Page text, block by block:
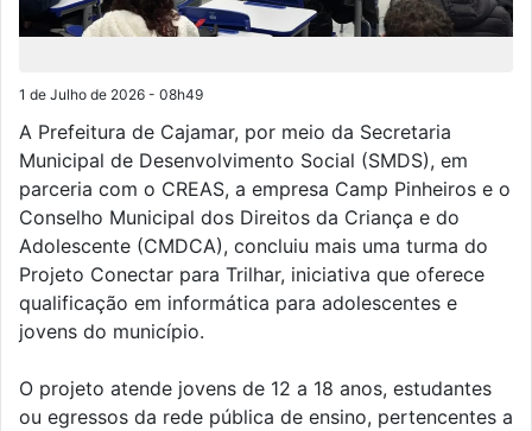
1 de Julho de 2026 - 08h49
A Prefeitura de Cajamar, por meio da Secretaria
Municipal de Desenvolvimento Social (SMDS), em
parceria com o CREAS, a empresa Camp Pinheiros e o
Conselho Municipal dos Direitos da Criança e do
Adolescente (CMDCA), concluiu mais uma turma do
Projeto Conectar para Trilhar, iniciativa que oferece
qualificação em informática para adolescentes e
jovens do município.
O projeto atende jovens de 12 a 18 anos, estudantes
ou egressos da rede pública de ensino, pertencentes a